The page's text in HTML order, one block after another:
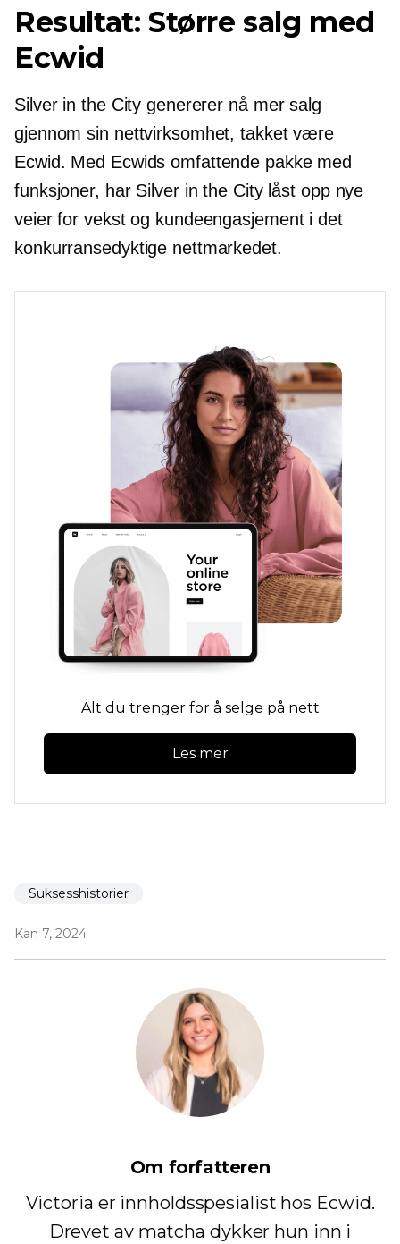
Resultat: Større salg med
Ecwid
Silver in the City genererer nå mer salg
gjennom sin nettvirksomhet, takket være
Ecwid. Med Ecwids omfattende pakke med
funksjoner, har Silver in the City låst opp nye
veier for vekst og kundeengasjement i det
konkurransedyktige nettmarkedet.
Alt du trenger for å selge på nett
Les mer
Suksesshistorier
Kan 7, 2024
Om forfatteren
Victoria er innholdsspesialist hos Ecwid.
Drevet av matcha dykker hun inn i